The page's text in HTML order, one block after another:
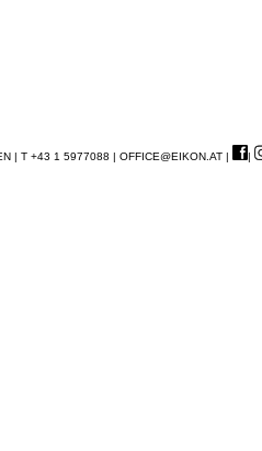
| T +43 1 5977088 | OFFICE@EIKON.AT | |